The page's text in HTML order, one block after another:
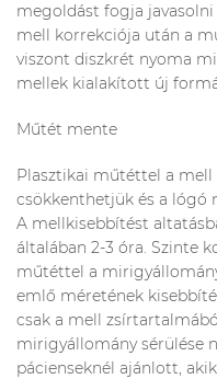
megoldást fogja
mell korrekciója után a
viszont diszkrét nyoma
mellek kialakított új
Műtét mente
Plasztikai műtéttel a
csökkenthetjük és a
A mellkisebbítést
általában 2-3 óra. Szinte
műtéttel a
emlő méretének
csak a mell
mirigyállomány sérülése
pácienseknél ajánlott,